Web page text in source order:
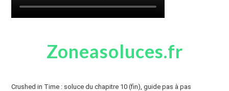
Zoneasoluces.fr
Crushed in Time : soluce du chapitre 10 (fin), guide pas à pas